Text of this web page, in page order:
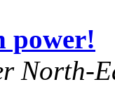
power!
North-